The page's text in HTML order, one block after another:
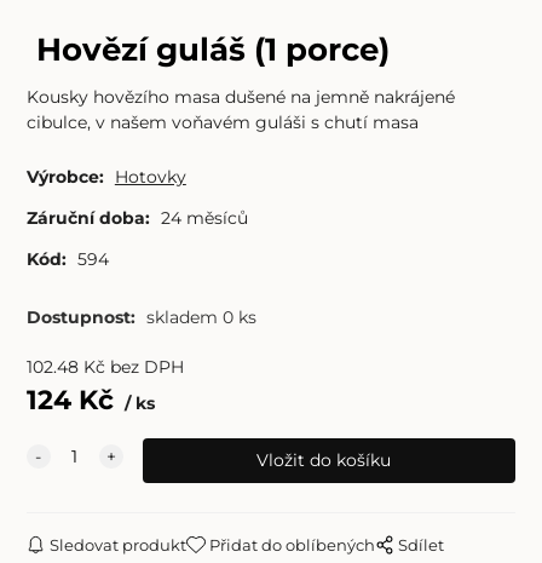
Hovězí guláš (1 porce)
Kousky hovězího masa dušené na jemně nakrájené
cibulce, v našem voňavém guláši s chutí masa
Výrobce: Hotovky
Záruční doba: 24 měsíců
Kód: 594
Dostupnost: skladem 0 ks
102.48Kč bez DPH
124Kč ks
Sledovat produkt Přidat do oblíbených Sdílet